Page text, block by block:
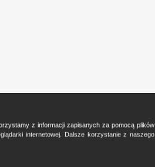
z informacji zapisanych za pomocą plików
internetowej. Dalsze korzystanie z naszego